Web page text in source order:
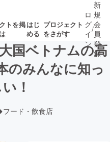
トを掲はじ
める
プロジェクト
をさがす
募集終了が近いプ
ロ
グ
イ
ン
/
新
規
会
員
登
録
国ベトナムの高
のみんなに知っ
！
フード・飲食店